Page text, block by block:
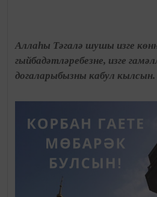
Аллаһы Тәгалә шушы изге
гыйбадәтләребезне, изге
догаларыбызны кабул кылсын.